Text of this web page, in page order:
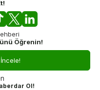
Öğrenin!
Ol!